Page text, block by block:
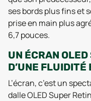
ses bords plus fins et
prise en main plus
6,7 pouces.
UN ÉCRAN
D’UNE
L’écran, c’est un
dalle OLED Super